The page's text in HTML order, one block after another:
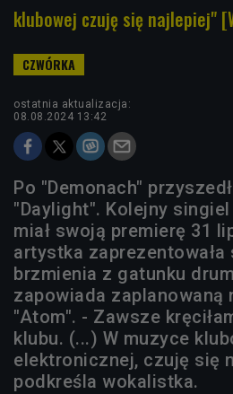
klubowej czuję się najlepiej"
ostatnia aktualizacja:
08.08.2024 13:42
Po "Demonach"
"Daylight". Kolejny
miał swoją premierę 31
artystka zaprezentowała
brzmienia z gatunku
zapowiada zaplanowaną
"Atom". - Zawsze
klubu. (...) W muzyce
elektronicznej, czuję się
podkreśla wokalistka.